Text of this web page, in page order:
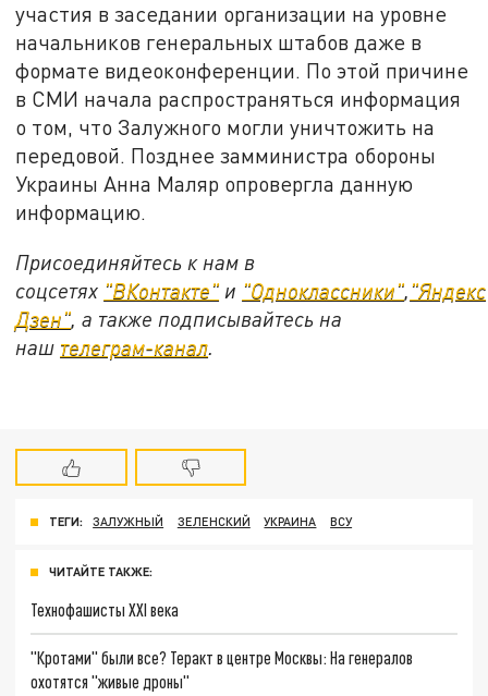
участия в заседании организации на уровне
начальников генеральных штабов даже в
формате видеоконференции. По этой причине
в СМИ начала распространяться информация
о том, что Залужного могли уничтожить на
передовой. Позднее замминистра обороны
Украины Анна Маляр опровергла данную
информацию.
Присоединяйтесь к нам в
соцсетях "ВКонтакте" и "Одноклассники", "Яндекс
Дзен", а также подписывайтесь на
наш телеграм-канал.
ТЕГИ: ЗАЛУЖНЫЙ ЗЕЛЕНСКИЙ УКРАИНА ВСУ
ЧИТАЙТЕ ТАКЖЕ:
Технофашисты XXI века
"Кротами" были все? Теракт в центре Москвы: На генералов
охотятся "живые дроны"